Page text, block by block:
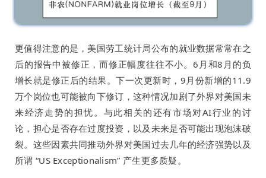
更值得注意的是，美国劳工统计局公布的就业数据常常在之
后的报告中被修正，而修正幅度往往不小。6月和8月的负
增长就是修正后的结果。下一次更新时，9月份新增的11.9
万个岗位也可能被向下修订，这种情况加剧了外界对美国未
来经济走势的担忧。与此相关的还有市场对AI行业的讨
论，担心是否存在过度投资，以及未来是否可能出现泡沫破
裂。这些因素共同推动外界对美国过去几年的经济强势以及
所谓 “US Exceptionalism” 产生更多质疑。